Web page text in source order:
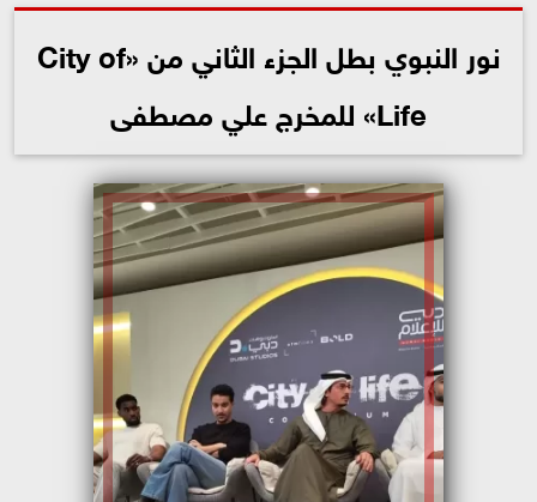
نور النبوي بطل الجزء الثاني من «City of
Life» للمخرج علي مصطفى